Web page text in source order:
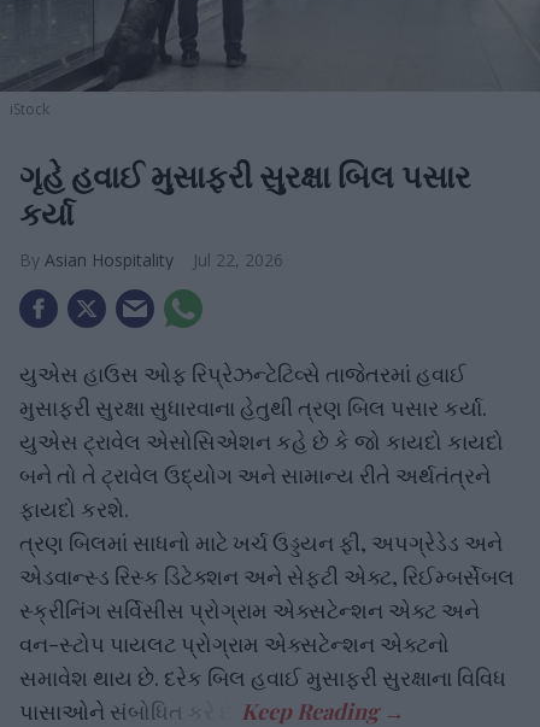
iStock
ગૃહે હવાઈ મુસાફરી સુરક્ષા બિલ પસાર
કર્યા
Asian Hospitality Jul 22, 2026
યુએસ હાઉસ ઓફ રિપ્રેઝન્ટેટિવ્સે તાજેતરમાં હવાઈ
મુસાફરી સુરક્ષા સુધારવાના હેતુથી ત્રણ બિલ પસાર કર્યા.
યુએસ ટ્રાવેલ એસોસિએશન કહે છે કે જો કાયદો કાયદો
બને તો તે ટ્રાવેલ ઉદ્યોગ અને સામાન્ય રીતે અર્થતંત્રને
ફાયદો કરશે.
ત્રણ બિલમાં સાધનો માટે ખર્ચ ઉડ્ડયન ફી, અપગ્રેડેડ અને
એડવાન્સ્ડ રિસ્ક ડિટેક્શન અને સેફ્ટી એક્ટ, રિઈમ્બર્સેબલ
સ્ક્રીનિંગ સર્વિસીસ પ્રોગ્રામ એક્સટેન્શન એક્ટ અને
વન-સ્ટોપ પાયલટ પ્રોગ્રામ એક્સટેન્શન એક્ટનો
સમાવેશ થાય છે. દરેક બિલ હવાઈ મુસાફરી સુરક્ષાના વિવિધ
પાસાઓને સંબોધિત કરે છે.